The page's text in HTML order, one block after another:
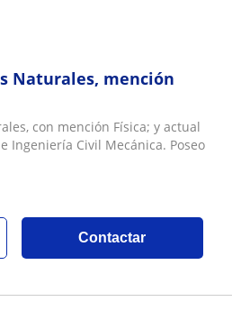
Naturales, mención
con mención Física; y actual
Ingeniería Civil Mecánica. Poseo
Contactar